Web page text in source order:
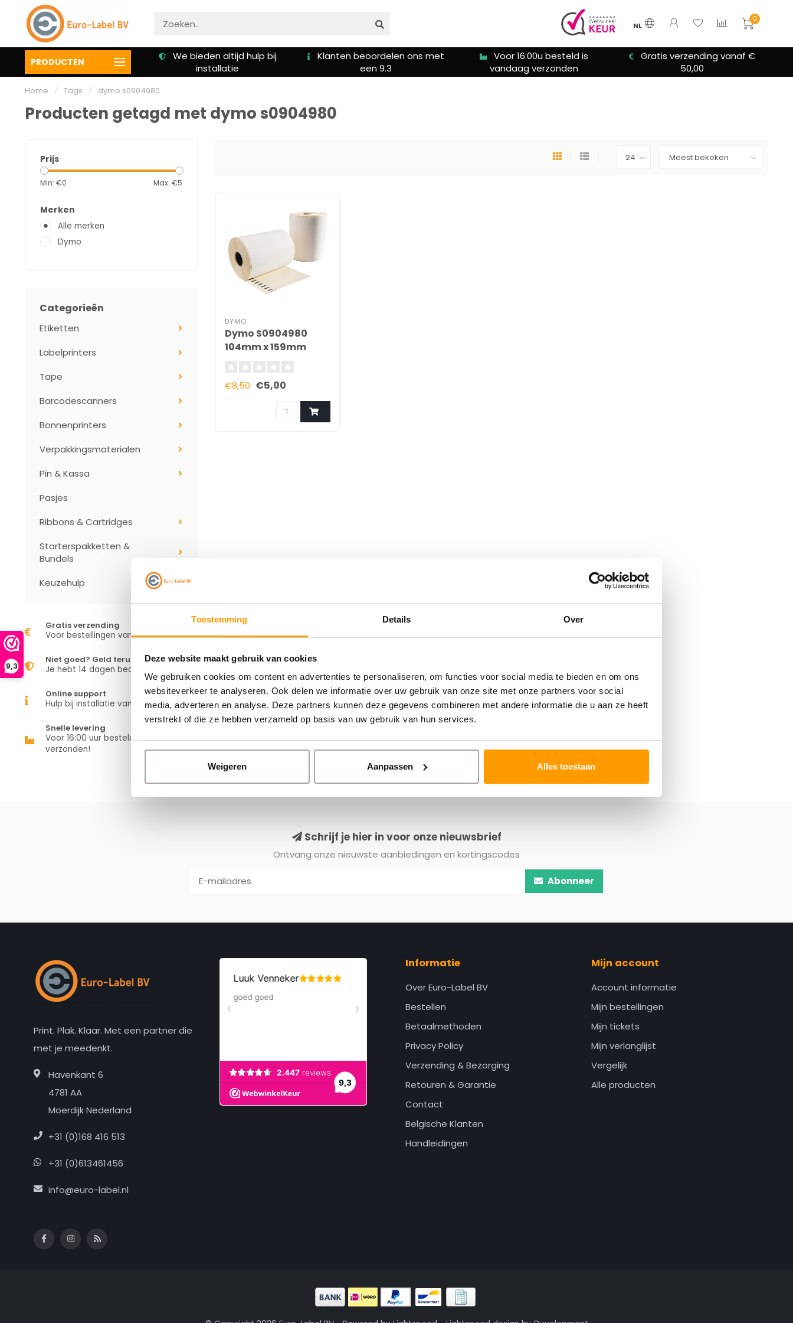
Toestemming Details Over
Deze website maakt gebruik van cookies
We gebruiken cookies om content en advertenties te personaliseren, om functies voor social media te bieden en om ons
websiteverkeer te analyseren. Ook delen we informatie over uw gebruik van onze site met onze partners voor social
media, adverteren en analyse. Deze partners kunnen deze gegevens combineren met andere informatie die u aan ze heeft
verstrekt of die ze hebben verzameld op basis van uw gebruik van hun services.
Weigeren Aanpassen Alles toestaan
9,3
NL
0
PRODUCTEN
Gratis verzending vanaf €
50,00
We bieden altijd hulp bij
installatie
Klanten beoordelen ons met
een 9.3
Voor 16:00u besteld is
vandaag verzonden
Gratis verzending vanaf €
50,00
Home / Tags / dymo s0904980
Producten getagd met dymo s0904980
Prijs
Min: €0 Max: €5
Merken
Alle merken
Dymo
Categorieën
Etiketten
Labelprinters
Tape
Barcodescanners
Bonnenprinters
Verpakkingsmaterialen
Pin & Kassa
Pasjes
Ribbons & Cartridges
Starterspakketten &
Bundels
Keuzehulp
Gratis verzending
Voor bestellingen vanaf €50,00
Niet goed? Geld terug
Je hebt 14 dagen bedenktijd
Online support
Hulp bij installatie van je apparaat
Snelle levering
Voor 16:00 uur besteld is vandaag
verzonden!
DYMO
Dymo S0904980
104mm x 159mm
€8,50 €5,00
Schrijf je hier in voor onze nieuwsbrief
Ontvang onze nieuwste aanbiedingen en kortingscodes
Abonneer
Print. Plak. Klaar. Met een partner die
met je meedenkt.
Havenkant 6
4781 AA
Moerdijk Nederland
+31 (0)168 416 513
+31 (0)613461456
info@euro-label.nl
Informatie
Over Euro-Label BV
Bestellen
Betaalmethoden
Privacy Policy
Verzending & Bezorging
Retouren & Garantie
Contact
Belgische Klanten
Handleidingen
Mijn account
Account informatie
Mijn bestellingen
Mijn tickets
Mijn verlanglijst
Vergelijk
Alle producten